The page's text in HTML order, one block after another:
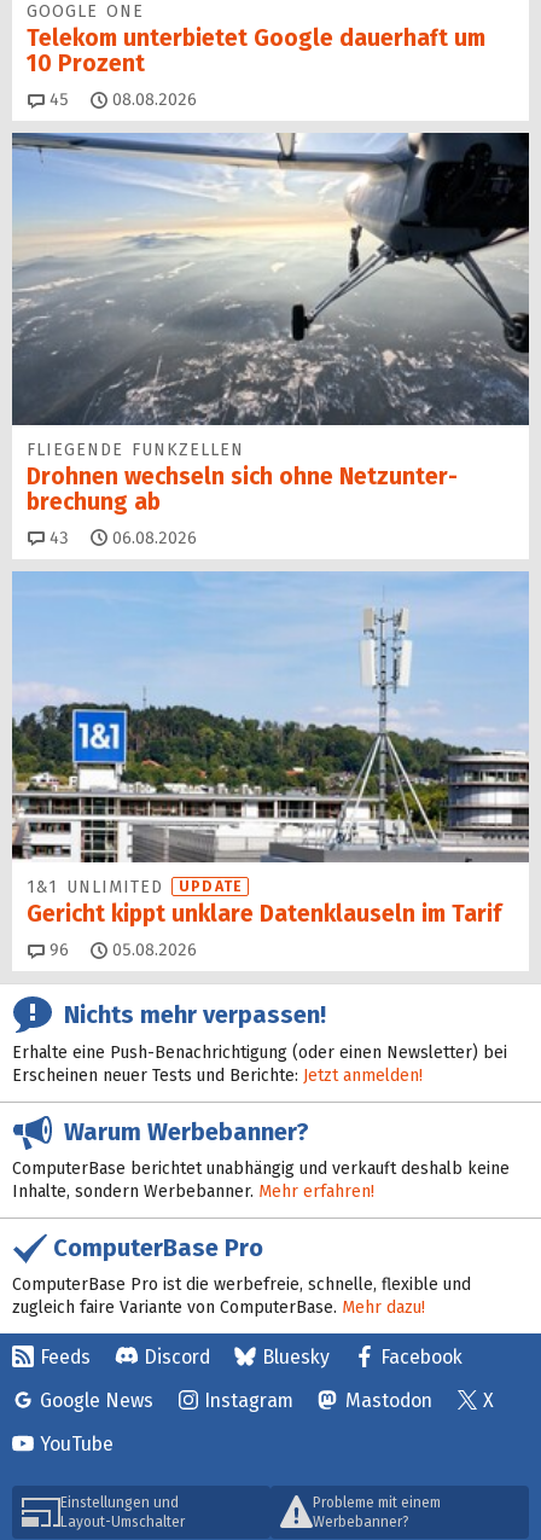
GOOGLE ONE
Telekom unterbietet Google dauerhaft um
10 Prozent
45 Kommentare
08.08.2026
FLIEGENDE FUNKZELLEN
Drohnen wechseln sich ohne Netz­unter­
brechung ab
43 Kommentare
06.08.2026
1&1 UNLIMITED UPDATE
Gericht kippt unklare Datenklauseln im Tarif
96 Kommentare
05.08.2026
Nichts mehr verpassen!
Erhalte eine Push-Benachrichtigung (oder einen Newsletter) bei
Erscheinen neuer Tests und Berichte: Jetzt anmelden!
Warum Werbebanner?
ComputerBase berichtet unabhängig und verkauft deshalb keine
Inhalte, sondern Werbebanner. Mehr erfahren!
ComputerBase Pro
ComputerBase Pro ist die werbefreie, schnelle, flexible und
zugleich faire Variante von ComputerBase. Mehr dazu!
Feeds Discord Bluesky
Facebook
Google News
Instagram Mastodon
X
YouTube
Einstellungen und
Layout-Umschalter
Probleme mit einem
Werbebanner?